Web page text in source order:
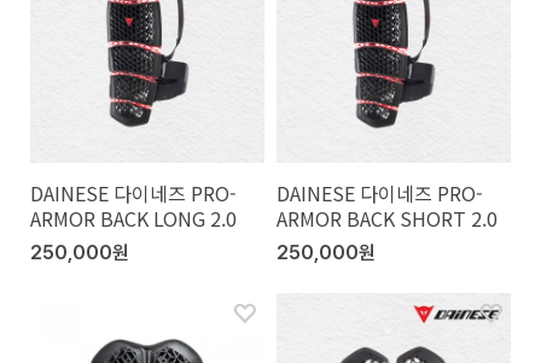
DAINESE 다이네즈 PRO-
ARMOR BACK LONG 2.0
250,000원
DAINESE 다이네즈 PRO-
ARMOR BACK SHORT 2.0
250,000원